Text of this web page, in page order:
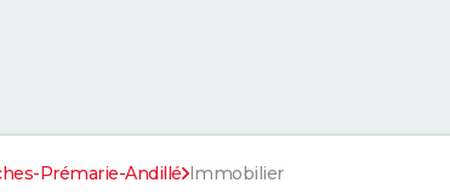
Prémarie-Andillé Immobilier